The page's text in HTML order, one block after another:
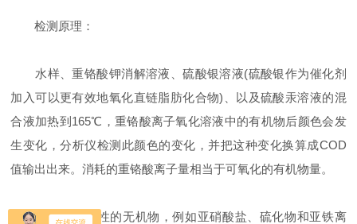
检测原理：
水样、重铬酸钾消解溶液、硫酸银溶液(硫酸银作为催化剂
加入可以更有效地氧化直链脂肪化合物)、以及硫酸汞溶液的混
合液加热到165℃，重铬酸离子氧化溶液中的有机物后颜色会发
生变化，分析仪检测此颜色的变化，并把这种变化换算成COD
值输出出来。消耗的重铬酸离子量相当于可氧化的有机物量。
水样中还原性的无机物，例如亚硝酸盐、硫化物和亚铁离